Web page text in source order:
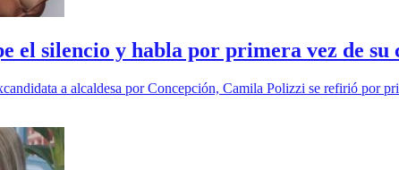
el silencio y habla por primera vez de
a alcaldesa por Concepción, Camila Polizzi se refirió por